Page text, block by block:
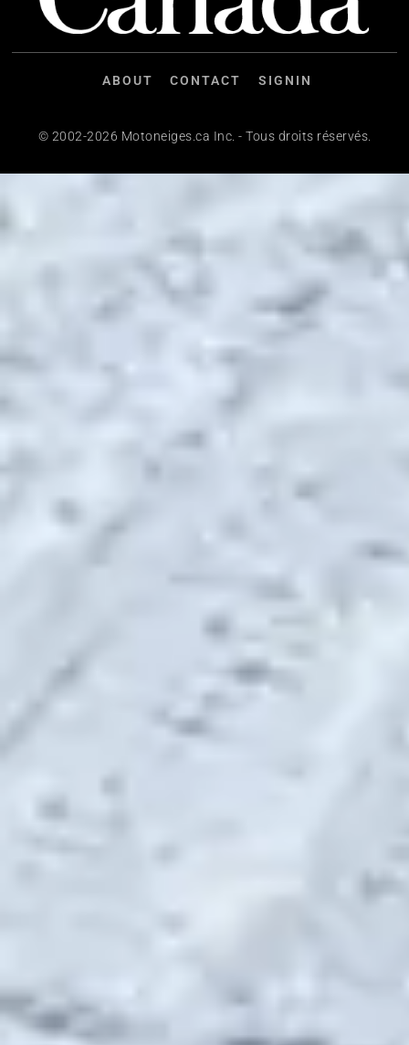
ABOUT CONTACT SIGNIN
© 2002-2026 Motoneiges.ca Inc. - Tous droits réservés.